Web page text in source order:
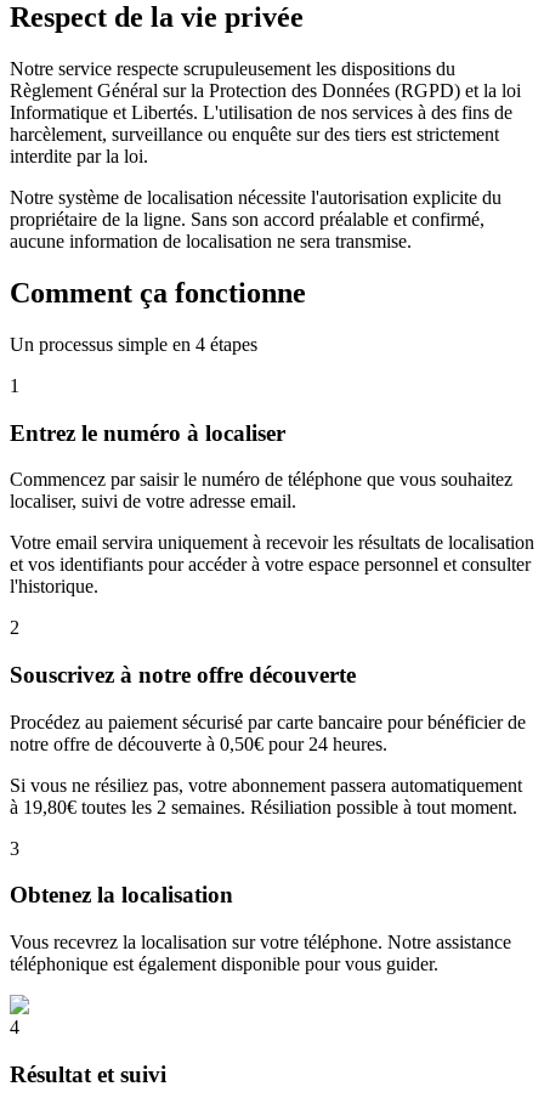
Respect de la vie privée
Notre service respecte scrupuleusement les dispositions du
Règlement Général sur la Protection des Données (RGPD) et la loi
Informatique et Libertés. L'utilisation de nos services à des fins de
harcèlement, surveillance ou enquête sur des tiers est strictement
interdite par la loi.
Notre système de localisation nécessite l'autorisation explicite du
propriétaire de la ligne. Sans son accord préalable et confirmé,
aucune information de localisation ne sera transmise.
Comment ça fonctionne
Un processus simple en 4 étapes
1
Entrez le numéro à localiser
Commencez par saisir le numéro de téléphone que vous souhaitez
localiser, suivi de votre adresse email.
Votre email servira uniquement à recevoir les résultats de localisation
et vos identifiants pour accéder à votre espace personnel et consulter
l'historique.
2
Souscrivez à notre offre découverte
Procédez au paiement sécurisé par carte bancaire pour bénéficier de
notre offre de découverte à 0,50€ pour 24 heures.
Si vous ne résiliez pas, votre abonnement passera automatiquement
à 19,80€ toutes les 2 semaines. Résiliation possible à tout moment.
3
Obtenez la localisation
Vous recevrez la localisation sur votre téléphone. Notre assistance
téléphonique est également disponible pour vous guider.
4
Résultat et suivi